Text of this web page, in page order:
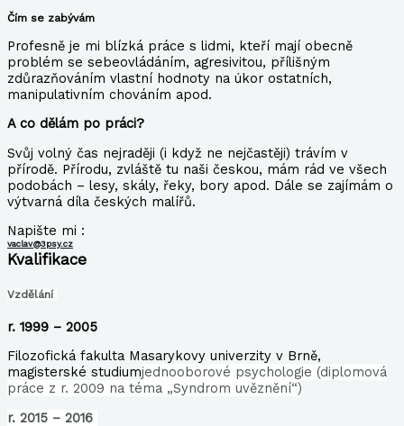
Čím se zabývám
Profesně je mi blízká práce s lidmi, kteří mají obecně
problém se sebeovládáním, agresivitou, přílišným
zdůrazňováním vlastní hodnoty na úkor ostatních,
manipulativním chováním apod.
A co dělám po práci?
Svůj volný čas nejraději (i když ne nejčastěji) trávím v
přírodě. Přírodu, zvláště tu naši českou, mám rád ve všech
podobách – lesy, skály, řeky, bory apod. Dále se zajímám o
výtvarná díla českých malířů.
Napište mi :
vaclav@3psy.cz
Kvalifikace
Vzdělání
r. 1999 – 2005
Filozofická fakulta Masarykovy univerzity v Brně,
magisterské studiumjednooborové psychologie (diplomová
práce z r. 2009 na téma „Syndrom uvěznění“)
r. 2015 – 2016